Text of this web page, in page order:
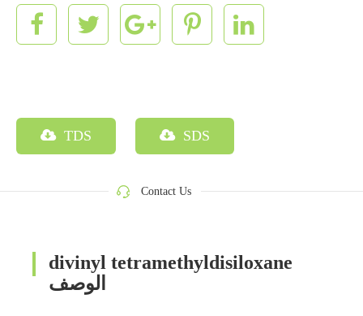
TDS SDS
Contact Us
divinyl tetramethyldisiloxane
الوصف